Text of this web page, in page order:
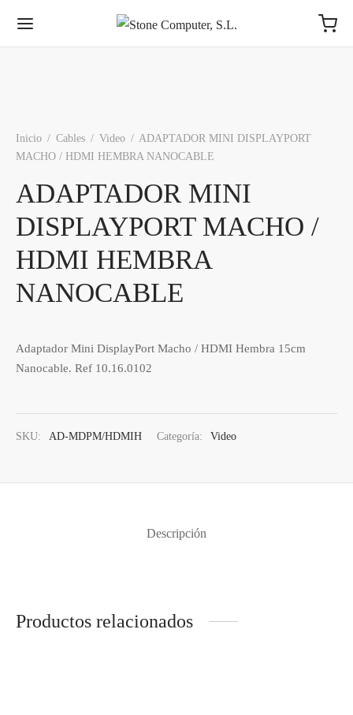
Inicio / Cables / Video / ADAPTADOR MINI DISPLAYPORT
MACHO / HDMI HEMBRA NANOCABLE
ADAPTADOR MINI
DISPLAYPORT MACHO /
HDMI HEMBRA
NANOCABLE
Adaptador Mini DisplayPort Macho / HDMI Hembra 15cm
Nanocable. Ref 10.16.0102
SKU: AD-MDPM/HDMIH Categoría: Video
Descripción
Productos relacionados